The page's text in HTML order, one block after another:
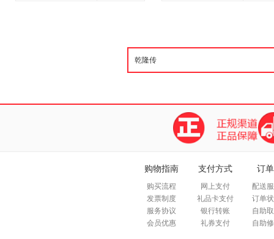
购物指南
购买流程
发票制度
服务协议
会员优惠
支付方式
网上支付
礼品卡支付
银行转账
礼券支付
订
配送
订单
自助
自助